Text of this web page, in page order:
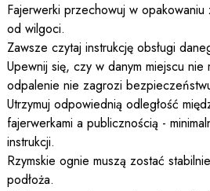
Fajerwerki przechowuj w
od wilgoci.
Zawsze czytaj instrukcję obsługi
Upewnij się, czy w danym miejscu nie
odpalenie nie zagrozi
Utrzymuj odpowiednią odległość
fajerwerkami a publicznością -
instrukcji.
Rzymskie ognie muszą zostać
podłoża.